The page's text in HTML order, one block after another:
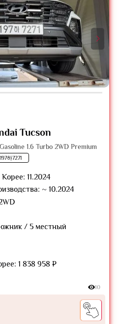
Tucson
1.6 Turbo 2WD Premium
197하7271
11.2024
~ 10.2024
/ 5 местный
1 838 958 ₽
10